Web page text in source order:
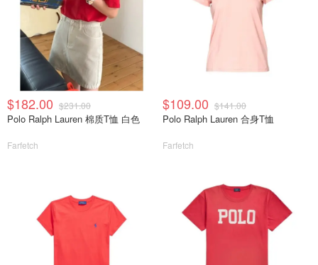
$182.00 $231.00
Polo Ralph Lauren 棉质T恤 白色
Farfetch
$109.00 $141.00
Polo Ralph Lauren 合身T恤
Farfetch